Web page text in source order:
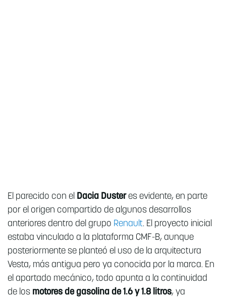
El parecido con el Dacia Dusteres evidente, en parte
por el origen compartido de algunos desarrollos
anteriores dentro del grupo Renault. El proyecto inicial
estaba vinculado a la plataforma CMF-B, aunque
posteriormente se planteó el uso de la arquitectura
Vesta, más antigua pero ya conocida por la marca. En
el apartado mecánico, todo apunta a la continuidad
de los motores de gasolina de 1.6 y 1.8 litros, ya